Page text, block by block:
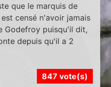
que le marquis de
censé n'avoir jamais
Godefroy puisqu'il dit,
depuis qu'il a 2
847 vote(s)